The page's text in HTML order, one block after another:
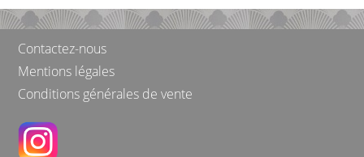
Contactez-nous
Mentions légales
Conditions générales de vente